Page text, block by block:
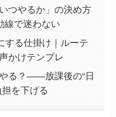
つやるか」の決め方
線で迷わない
する仕掛け｜ルーテ
かけテンプレ
る？——放課後の“日
を下げる